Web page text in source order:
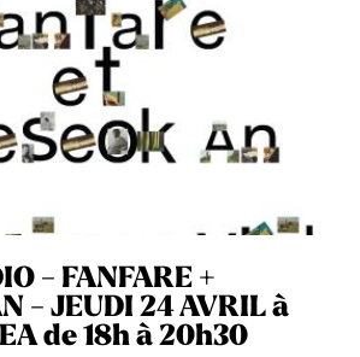
- FANFARE +
- JEUDI 24 AVRIL à
de 18h à 20h30